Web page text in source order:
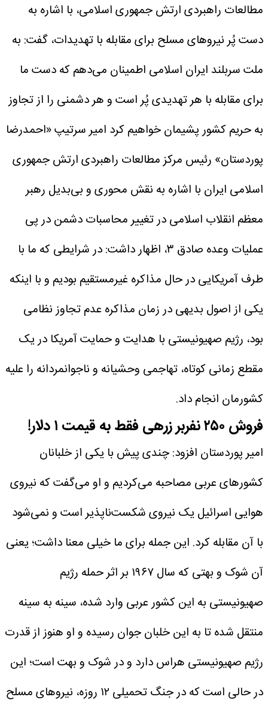
مطالعات راهبردی ارتش جمهوری اسلامی، با اشاره به
دست پُر نیروهای مسلح برای مقابله با تهدیدات، گفت: به
ملت سربلند ایران اسلامی اطمینان می‌دهم که دست ما
برای مقابله با هر تهدیدی پُر است و هر دشمنی را از تجاوز
به حریم کشور پشیمان خواهیم کرد امیر سرتیپ «احمدرضا
پوردستان» رئیس مرکز مطالعات راهبردی ارتش جمهوری
اسلامی ایران با اشاره به نقش محوری و بی‌بدیل رهبر
معظم انقلاب اسلامی در تغییر محاسبات دشمن در پی
عملیات وعده صادق ۳، اظهار داشت: در شرایطی که ما با
طرف آمریکایی در حال مذاکره غیرمستقیم بودیم و با اینکه
یکی از اصول بدیهی در زمان مذاکره عدم تجاوز نظامی
بود، رژیم صهیونیستی با هدایت و حمایت آمریکا در یک
مقطع زمانی کوتاه، تهاجمی وحشیانه و ناجوانمردانه را علیه
کشورمان انجام داد.
فروش ۲۵۰ نفربر زرهی فقط به قیمت ۱ دلار!
امیر پوردستان افزود: چندی پیش با یکی از خلبانان
کشورهای عربی مصاحبه می‌کردیم و او می‌گفت که نیروی
هوایی اسرائیل یک نیروی شکست‌ناپذیر است و نمی‌شود
با آن مقابله کرد. این جمله برای ما خیلی معنا داشت؛ یعنی
آن شوک و بهتی که سال ۱۹۶۷ بر اثر حمله رژیم
صهیونیستی به این کشور عربی وارد شده، سینه به سینه
منتقل شده تا به این خلبان جوان رسیده و او هنوز از قدرت
رژیم صهیونیستی هراس دارد و در شوک و بهت است؛ این
در حالی است که در جنگ تحمیلی ۱۲ روزه، نیروهای مسلح